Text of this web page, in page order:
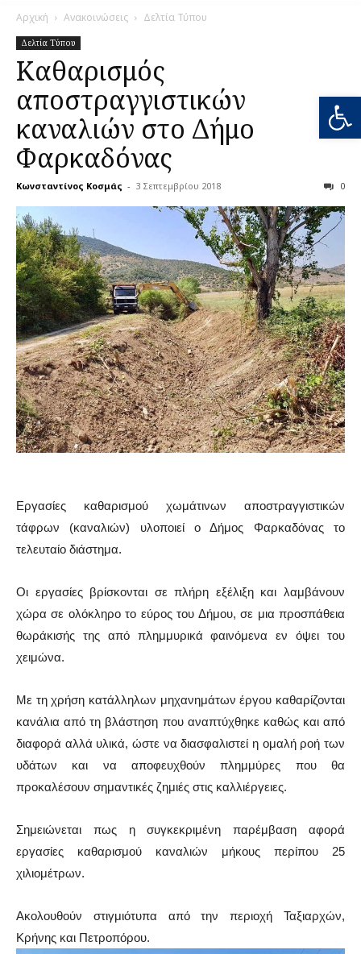
Αρχική Ανακοινώσεις Δελτία Τύπου
Δελτία Τύπου
Καθαρισμός
αποστραγγιστικών
καναλιών στο Δήμο
Φαρκαδόνας
Κωνσταντίνος Κοσμάς - 3 Σεπτεμβρίου 2018 0
Εργασίες καθαρισμού χωμάτινων αποστραγγιστικών
τάφρων (καναλιών) υλοποιεί ο Δήμος Φαρκαδόνας το
τελευταίο διάστημα.
Οι εργασίες βρίσκονται σε πλήρη εξέλιξη και λαμβάνουν
χώρα σε ολόκληρο το εύρος του Δήμου, σε μια προσπάθεια
θωράκισής της από πλημμυρικά φαινόμενα εν όψει του
χειμώνα.
Με τη χρήση κατάλληλων μηχανημάτων έργου καθαρίζονται
κανάλια από τη βλάστηση που αναπτύχθηκε καθώς και από
διαφορά αλλά υλικά, ώστε να διασφαλιστεί η ομαλή ροή των
υδάτων και να αποφευχθούν πλημμύρες που θα
προκαλέσουν σημαντικές ζημιές στις καλλιέργειες.
Σημειώνεται πως η συγκεκριμένη παρέμβαση αφορά
εργασίες καθαρισμού καναλιών μήκους περίπου 25
χιλιομέτρων.
Ακολουθούν στιγμιότυπα από την περιοχή Ταξιαρχών,
Κρήνης και Πετροπόρου.